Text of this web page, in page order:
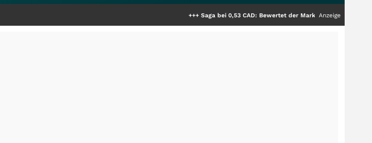
Saga bei 0,53 CAD: Bewertet der Markt noch immer nur die Hälfte
Anzeige